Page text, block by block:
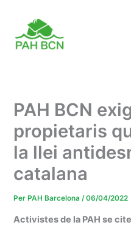
contingut
PAH BCN
propietaris
la llei
catalana
Per PAH Barcelona/06/04/2022
Activistes de la PAH se